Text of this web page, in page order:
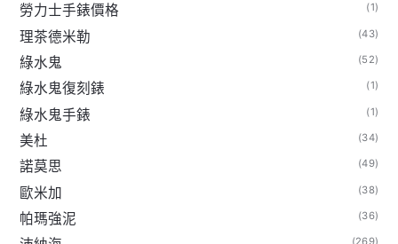
勞力士手錶價格 (1)
理茶德米勒 (43)
綠水鬼 (52)
綠水鬼復刻錶 (1)
綠水鬼手錶 (1)
美杜 (34)
諾莫思 (49)
歐米加 (38)
帕瑪強泥 (36)